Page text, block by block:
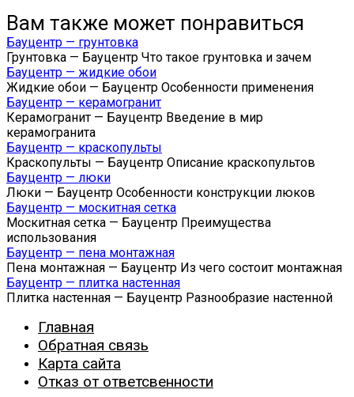
Вам также может понравиться
Бауцентр — грунтовка
Грунтовка — Бауцентр Что такое грунтовка и зачем
Бауцентр — жидкие обои
Жидкие обои — Бауцентр Особенности применения
Бауцентр — керамогранит
Керамогранит — Бауцентр Введение в мир
керамогранита
Бауцентр — краскопульты
Краскопульты — Бауцентр Описание краскопультов
Бауцентр — люки
Люки — Бауцентр Особенности конструкции люков
Бауцентр — москитная сетка
Москитная сетка — Бауцентр Преимущества
использования
Бауцентр — пена монтажная
Пена монтажная — Бауцентр Из чего состоит монтажная
Бауцентр — плитка настенная
Плитка настенная — Бауцентр Разнообразие настенной
Главная
Обратная связь
Карта сайта
Отказ от ответсвенности